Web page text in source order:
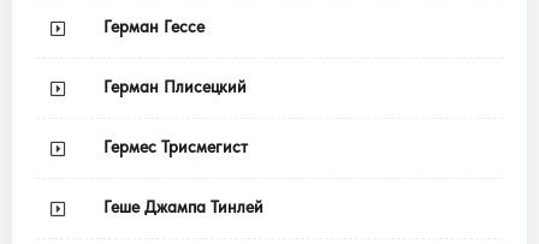
Герман Гессе
Герман Плисецкий
Гермес Трисмегист
Геше Джампа Тинлей